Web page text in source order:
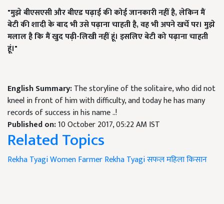
"मुझे बीएसएसी और बीएड पढ़ाई की कोई जानकारी नहीं है,लेकिन मैं
बेटी की शादी के बाद भी उसे पढ़ाना चाहती है,वह भी अपने खर्चे पर। मुझे
मलाल है कि मैं खुद पढ़ी-लिखी नहीं हूं। इसलिए बेटी को पढ़ाना चाहती
हूं।"
English Summary:The storyline of the solitaire, who did not
kneel in front of him with difficulty, and today he has many
records of success in his name ..!
Published on:10 October 2017, 05:22 AM IST
Related Topics
Rekha TyagiWomen Farmer Rekha Tyagiसफल महिला किसान